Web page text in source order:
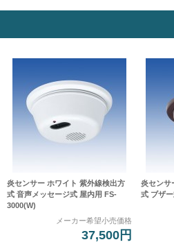
炎センサー ホワイト 紫外線検出方
式 音声メッセージ式 屋内用 FS-
3000(W)
メーカー希望小売価格
37,500円
炎センサ
式 ブザ